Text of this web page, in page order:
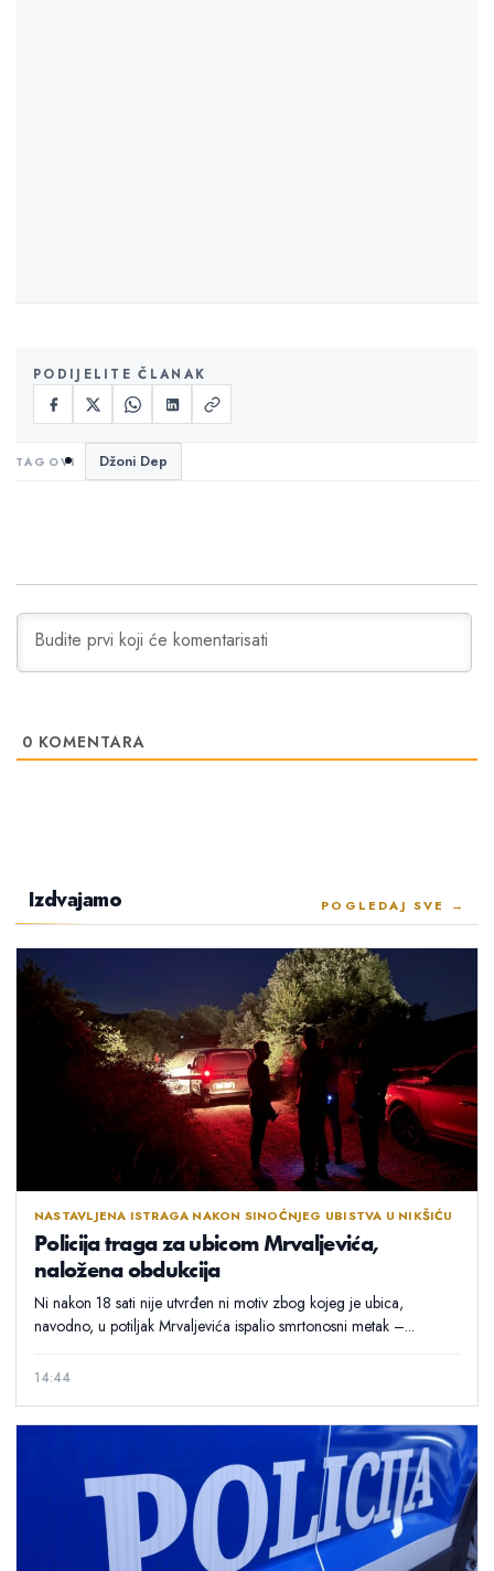
PODIJELITE ČLANAK
Džoni Dep
0 KOMENTARA
Izdvajamo POGLEDAJ SVE →
NASTAVLJENA ISTRAGA NAKON SINOĆNJEG UBISTVA U NIKŠIĆU
Policija traga za ubicom Mrvaljevića,
naložena obdukcija
Ni nakon 18 sati nije utvrđen ni motiv zbog kojeg je ubica,
navodno, u potiljak Mrvaljevića ispalio smrtonosni metak –...
14:44